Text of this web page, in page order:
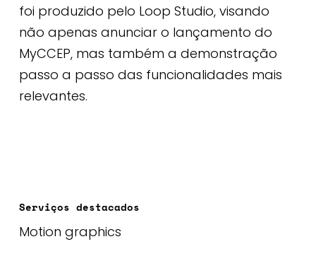
foi produzido pelo Loop Studio, visando
não apenas anunciar o lançamento do
MyCCEP, mas também a demonstração
passo a passo das funcionalidades mais
relevantes.
Serviços destacados
Motion graphics